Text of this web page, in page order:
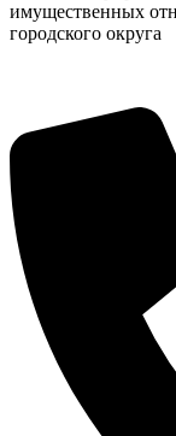
Дума
имущественных
городского округа